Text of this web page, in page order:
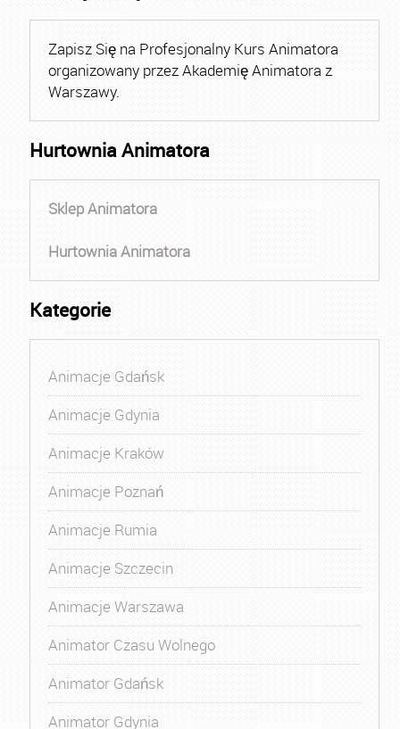
Zapisz Się na Profesjonalny Kurs Animatora
organizowany przez Akademię Animatora z
Warszawy.
Hurtownia Animatora
Sklep Animatora
Hurtownia Animatora
Kategorie
Animacje Gdańsk
Animacje Gdynia
Animacje Kraków
Animacje Poznań
Animacje Rumia
Animacje Szczecin
Animacje Warszawa
Animator Czasu Wolnego
Animator Gdańsk
Animator Gdynia